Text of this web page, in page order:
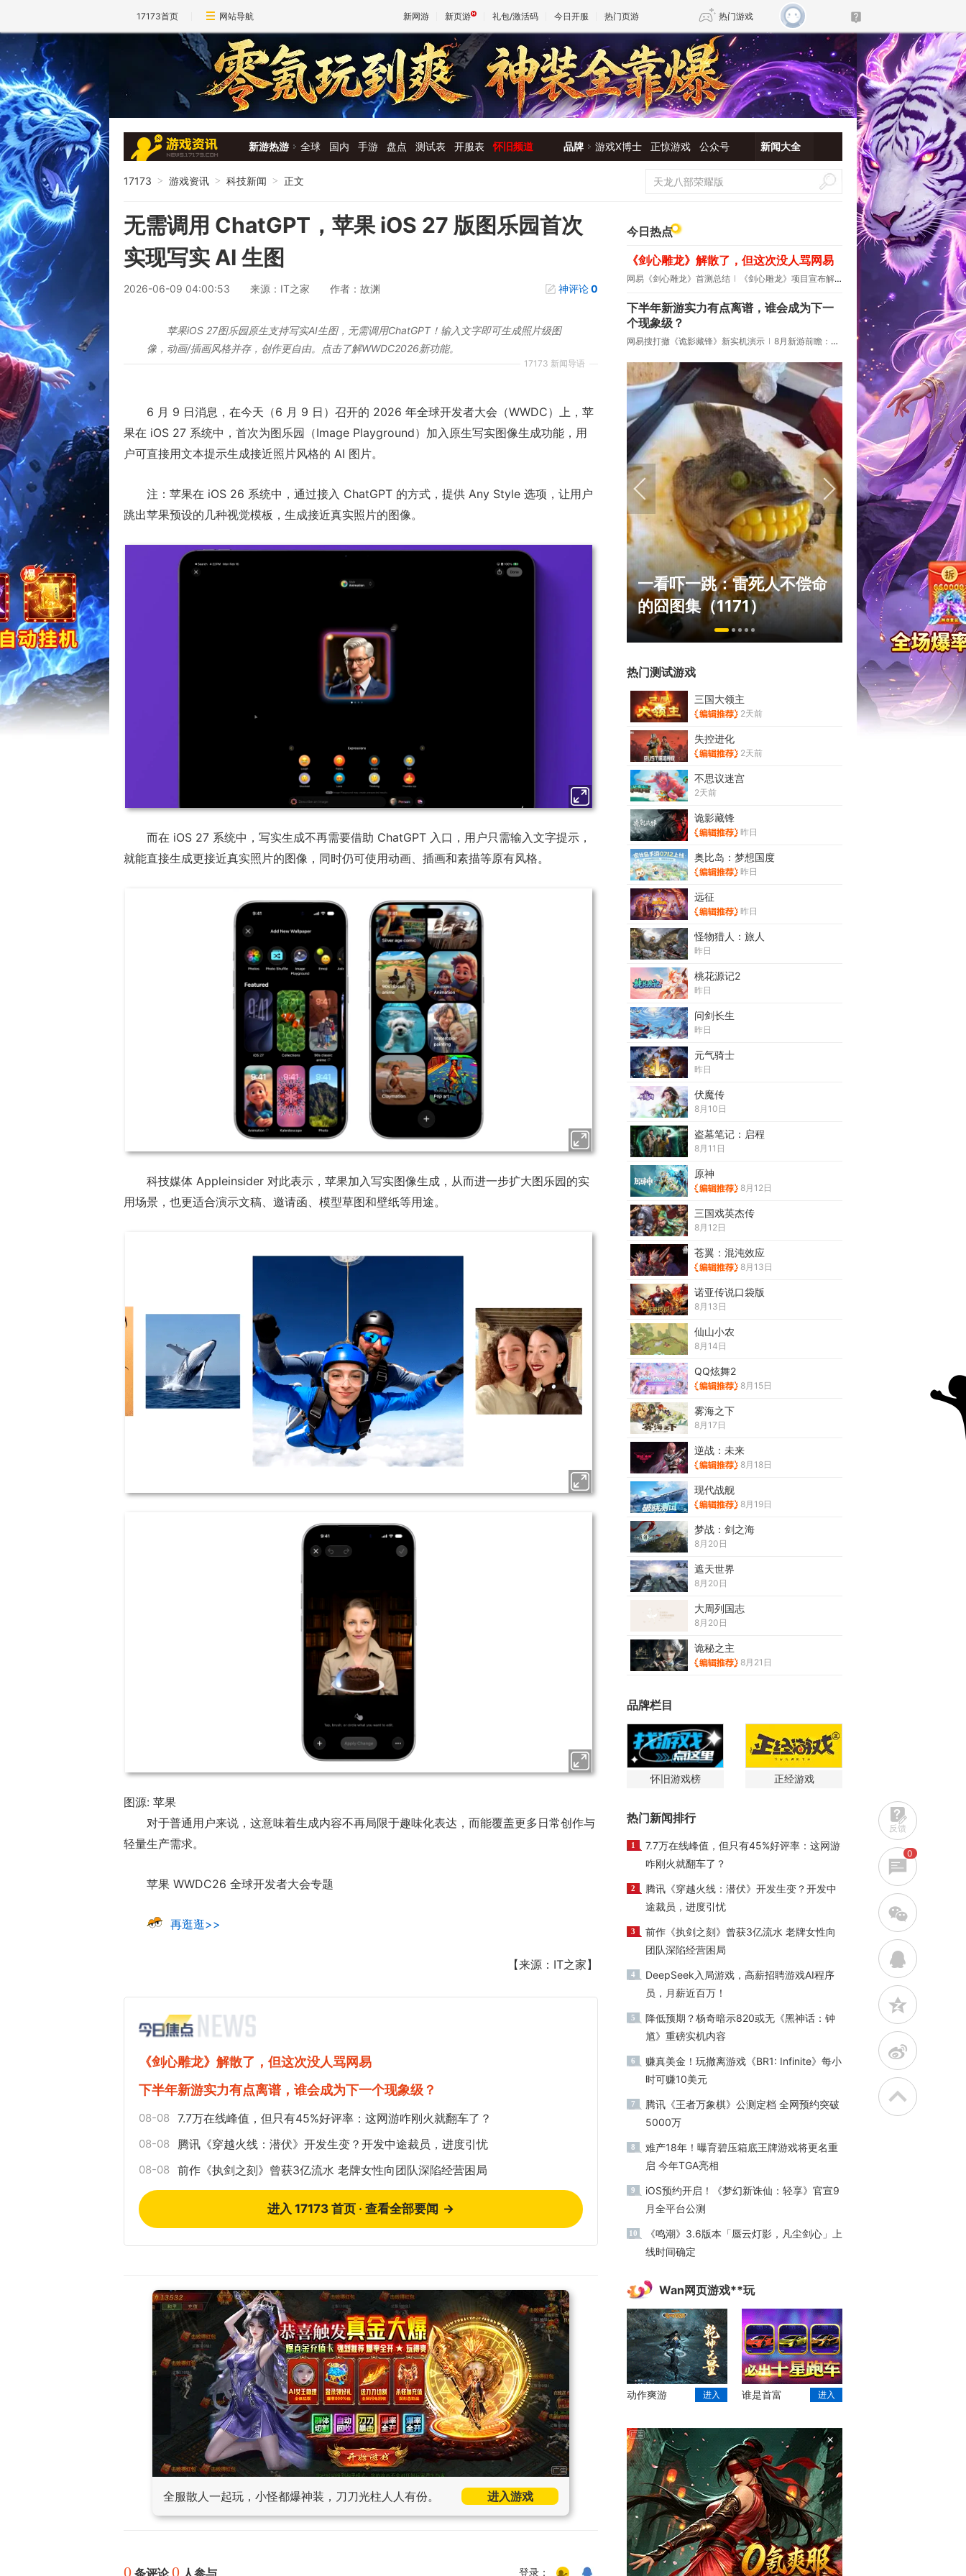
17173首页 网站导航 新网游 新页游 礼包/激活码 今日开服 热门页游 热门游戏
魔兽 DNF 传奇4
天堂 剑网3旗舰版 新天龙八部
新游热游 全球 国内 手游 盘点 测试表 开服表 怀旧频道 品牌 游戏X博士 正惊游戏 公众号 新闻大全
17173 > 游戏资讯 > 科技新闻 > 正文
无需调用 ChatGPT，苹果 iOS 27 版图乐园首次
实现写实 AI 生图
2026-06-09 04:00:53 来源：IT之家 作者：故渊 神评论0
17173 新闻导语
苹果iOS 27图乐园原生支持写实AI生图，无需调用ChatGPT！输入文字即可生成照片级图
像，动画/插画风格并存，创作更自由。点击了解WWDC2026新功能。
6 月 9 日消息，在今天（6 月 9 日）召开的 2026 年全球开发者大会（WWDC）上，苹
果在 iOS 27 系统中，首次为图乐园（Image Playground）加入原生写实图像生成功能，用
户可直接用文本提示生成接近照片风格的 AI 图片。
注：苹果在 iOS 26 系统中，通过接入 ChatGPT 的方式，提供 Any Style 选项，让用户
跳出苹果预设的几种视觉模板，生成接近真实照片的图像。
而在 iOS 27 系统中，写实生成不再需要借助 ChatGPT 入口，用户只需输入文字提示，
就能直接生成更接近真实照片的图像，同时仍可使用动画、插画和素描等原有风格。
科技媒体 Appleinsider 对此表示，苹果加入写实图像生成，从而进一步扩大图乐园的实
用场景，也更适合演示文稿、邀请函、模型草图和壁纸等用途。
图源: 苹果
对于普通用户来说，这意味着生成内容不再局限于趣味化表达，而能覆盖更多日常创作与
轻量生产需求。
苹果 WWDC26 全球开发者大会专题
再逛逛>>
【来源：IT之家】
《剑心雕龙》解散了，但这次没人骂网易
下半年新游实力有点离谱，谁会成为下一个现象级？
08-08 7.7万在线峰值，但只有45%好评率：这网游咋刚火就翻车了？
08-08 腾讯《穿越火线：潜伏》开发生变？开发中途裁员，进度引忧
08-08 前作《执剑之刻》曾获3亿流水 老牌女性向团队深陷经营困局
进入 17173 首页 · 查看全部要闻 →
全服散人一起玩，小怪都爆神装，刀刀光柱人人有份。 进入游戏
0 0 登录：
今日热点
《剑心雕龙》解散了，但这次没人骂网易
网易《剑心雕龙》首测总结 《剑心雕龙》项目宣布解散
下半年新游实力有点离谱，谁会成为下一
个现象级？
网易搜打撤《诡影藏锋》新实机演示 8月新游前瞻：《诡秘之主》领衔
一看吓一跳：雷死人不偿命
的囧图集（1171）
绅士日报：国
拉爆了！大雷
play
热门测试游戏
三国大领主
2天前
失控进化
2天前
不思议迷宫
2天前
诡影藏锋
昨日
奥比岛：梦想国度
昨日
远征
昨日
怪物猎人：旅人
昨日
桃花源记2
昨日
问剑长生
昨日
元气骑士
昨日
伏魔传
8月10日
盗墓笔记：启程
8月11日
原神
8月12日
三国戏英杰传
8月12日
苍翼：混沌效应
8月13日
诺亚传说口袋版
8月13日
仙山小农
8月14日
QQ炫舞2
8月15日
雾海之下
8月17日
逆战：未来
8月18日
现代战舰
8月19日
梦战：剑之海
8月20日
遮天世界
8月20日
大周列国志
8月20日
诡秘之主
8月21日
品牌栏目
怀旧游戏榜 正经游戏
热门新闻排行
1
7.7万在线峰值，但只有45%好评率：这网游
咋刚火就翻车了？
2
腾讯《穿越火线：潜伏》开发生变？开发中
途裁员，进度引忧
3
前作《执剑之刻》曾获3亿流水 老牌女性向
团队深陷经营困局
4
DeepSeek入局游戏，高薪招聘游戏AI程序
员，月薪近百万！
5
降低预期？杨奇暗示820或无《黑神话：钟
馗》重磅实机内容
6
赚真美金！玩撤离游戏《BR1: Infinite》每小
时可赚10美元
7
腾讯《王者万象棋》公测定档 全网预约突破
5000万
8
难产18年！曝育碧压箱底王牌游戏将更名重
启 今年TGA亮相
9
iOS预约开启！《梦幻新诛仙：轻享》官宣9
月全平台公测
10
《鸣潮》3.6版本「蜃云灯影，凡尘剑心」上
线时间确定
Wan网页游戏**玩
动作爽游 进入 谁是首富 进入
×
反馈
0
w
q
z
t